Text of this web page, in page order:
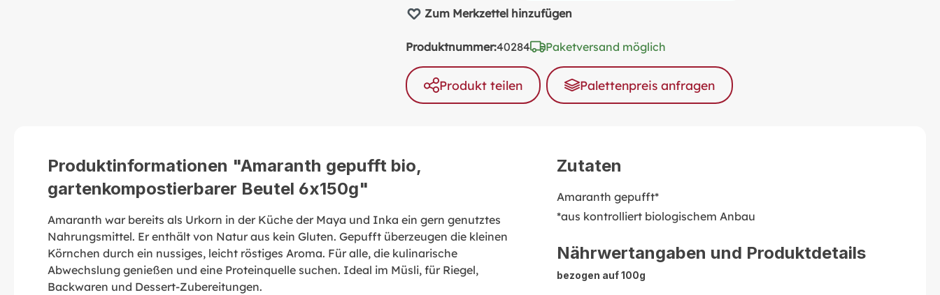
Zum Merkzettel hinzufügen
Produktnummer:40284 Paketversand möglich
Produkt teilen Palettenpreis anfragen
Produktinformationen "Amaranth gepufft bio,
gartenkompostierbarer Beutel 6x150g"
Amaranth war bereits als Urkorn in der Küche der Maya und Inka ein gern genutztes
Nahrungsmittel. Er enthält von Natur aus kein Gluten. Gepufft überzeugen die kleinen
Körnchen durch ein nussiges, leicht röstiges Aroma. Für alle, die kulinarische
Abwechslung genießen und eine Proteinquelle suchen. Ideal im Müsli, für Riegel,
Backwaren und Dessert-Zubereitungen.
Zutaten
Amaranth gepufft*
*aus kontrolliert biologischem Anbau
Nährwertangaben und Produktdetails
bezogen auf 100g